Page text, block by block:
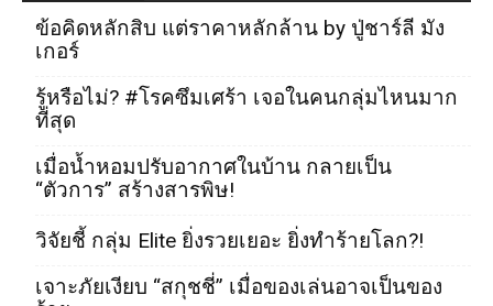
ข้อคิดหลักสิบ แต่ราคาหลักล้าน by ปู่ชาร์ลี มัง
เกอร์
รู้หรือไม่? #โรคซึมเศร้า เจอในคนกลุ่มไหนมาก
ที่สุด
เมื่อน้ำหอมปรับอากาศในบ้าน กลายเป็น
“ตัวการ” สร้างสารพิษ!
วิจัยชี้ กลุ่ม Elite ยิ่งรวยเยอะ ยิ่งทำร้ายโลก?!
เจาะภัยเงียบ “สกุชชี่” เมื่อของเล่นอาจเป็นของ